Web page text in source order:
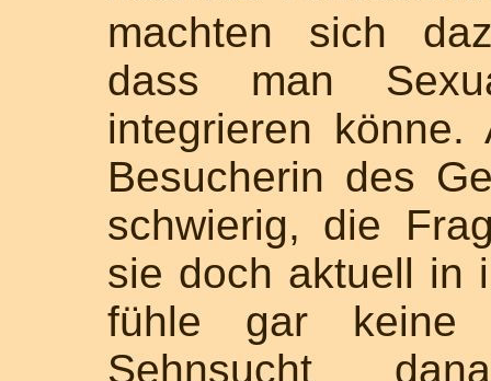
machten sich
dass man
integrieren
Besucherin des
schwierig, die
sie doch aktuell in
fühle gar keine
Sehnsucht